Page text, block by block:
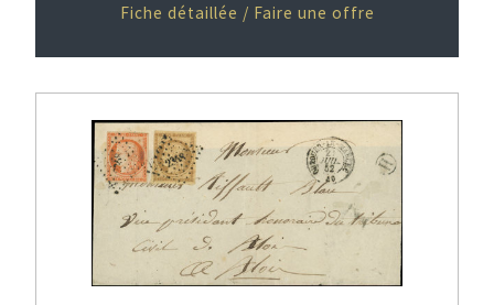
Fiche détaillée / Faire une offre